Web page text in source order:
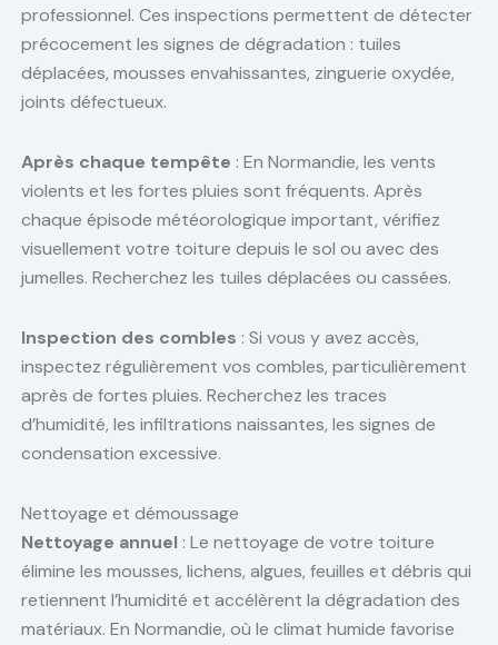
professionnel. Ces inspections permettent de détecter
précocement les signes de dégradation : tuiles
déplacées, mousses envahissantes, zinguerie oxydée,
joints défectueux.
Après chaque tempête : En Normandie, les vents
violents et les fortes pluies sont fréquents. Après
chaque épisode météorologique important, vérifiez
visuellement votre toiture depuis le sol ou avec des
jumelles. Recherchez les tuiles déplacées ou cassées.
Inspection des combles : Si vous y avez accès,
inspectez régulièrement vos combles, particulièrement
après de fortes pluies. Recherchez les traces
d’humidité, les infiltrations naissantes, les signes de
condensation excessive.
Nettoyage et démoussage
Nettoyage annuel: Le nettoyage de votre toiture
élimine les mousses, lichens, algues, feuilles et débris qui
retiennent l’humidité et accélèrent la dégradation des
matériaux. En Normandie, où le climat humide favorise